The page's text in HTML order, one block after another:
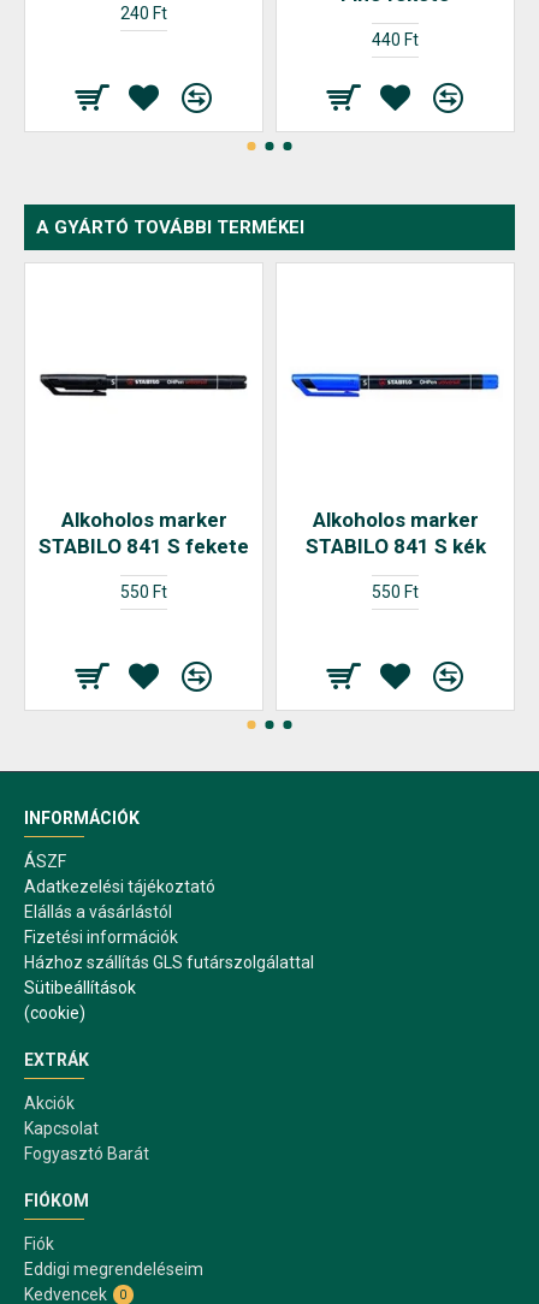
240 Ft
440 Ft
A GYÁRTÓ TOVÁBBI TERMÉKEI
Alkoholos marker
STABILO 841 S fekete
550 Ft
Alkoholos marker
STABILO 841 S kék
550 Ft
INFORMÁCIÓK
ÁSZF
Adatkezelési tájékoztató
Elállás a vásárlástól
Fizetési információk
Házhoz szállítás GLS futárszolgálattal
Sütibeállítások
(cookie)
EXTRÁK
Akciók
Kapcsolat
Fogyasztó Barát
FIÓKOM
Fiók
Eddigi megrendeléseim
Kedvencek
0